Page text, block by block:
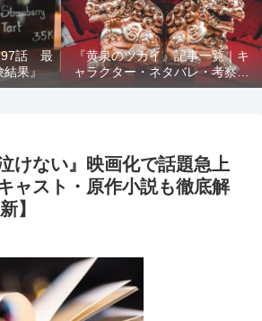
話 最
果』
『黄泉のツガイ』記事一覧｜キ
ャラクター・ネタバレ・考察・
死亡キャラまとめ【完全ガイ
けない』映画化で話題急上
ャスト・原作小説も徹底解
】